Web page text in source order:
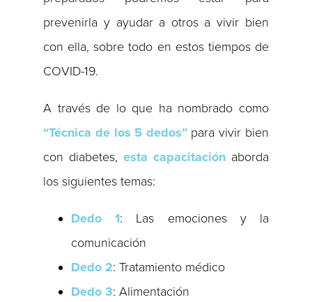
prevenirla y ayudar a otros a vivir bien
con ella, sobre todo en estos tiempos de
COVID-19.
A través de lo que ha nombrado como
“Técnica de los 5 dedos”para vivir bien
con diabetes, esta capacitaciónaborda
los siguientes temas:
Dedo 1: Las emociones y la
comunicación
Dedo 2: Tratamiento médico
Dedo 3: Alimentación